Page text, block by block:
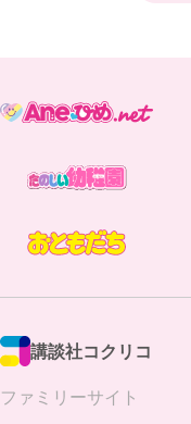
講談社コクリコ
ファミリーサイト